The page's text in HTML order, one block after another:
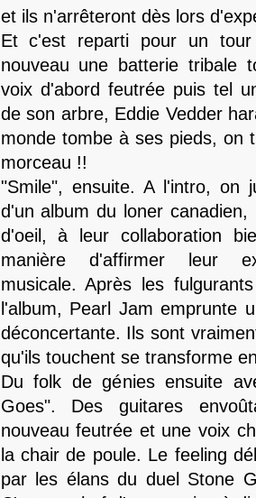
et ils n'arrêteront dès lors
Et c'est reparti pour un
nouveau une batterie tribale
voix d'abord feutrée puis tel
de son arbre, Eddie Vedder
monde tombe à ses pieds, on
morceau !!
"Smile", ensuite. A l'intro, on
d'un album du loner
d'oeil, à leur collaboration
manière d'affirmer leur
musicale. Après les
l'album, Pearl Jam emprunte
déconcertante. Ils sont
qu'ils touchent se transforme
Du folk de génies ensuite
Goes". Des guitares
nouveau feutrée et une voix
la chair de poule. Le feeling
par les élans du duel Stone